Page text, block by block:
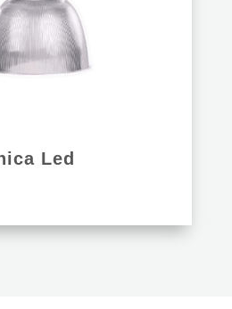
Led